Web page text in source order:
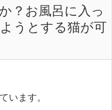
？お風呂に入っ
うとする猫が可
います。